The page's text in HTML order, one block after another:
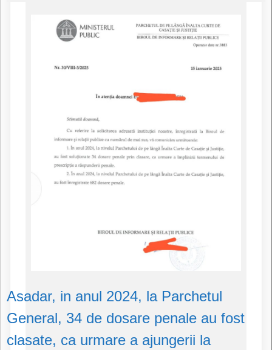
Asadar, in anul 2024, la Parchetul
General, 34 de dosare penale au fost
clasate, ca urmare a ajungerii la